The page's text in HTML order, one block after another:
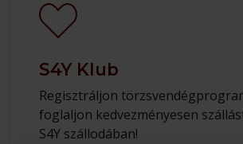
S4Y Klub
Regisztráljon
foglaljon kedvezményesen
S4Y szállodában!